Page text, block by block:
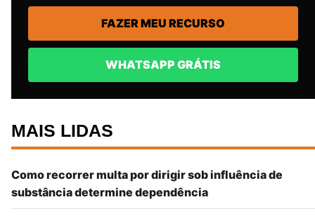
FAZER MEU RECURSO
WHATSAPP GRÁTIS
MAIS LIDAS
Como recorrer multa por dirigir sob influência de
substância determine dependência